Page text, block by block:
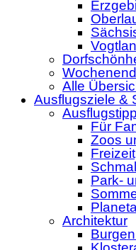
Alle
Ausflugsziele &
Für
Zoos
Park-
Architektur